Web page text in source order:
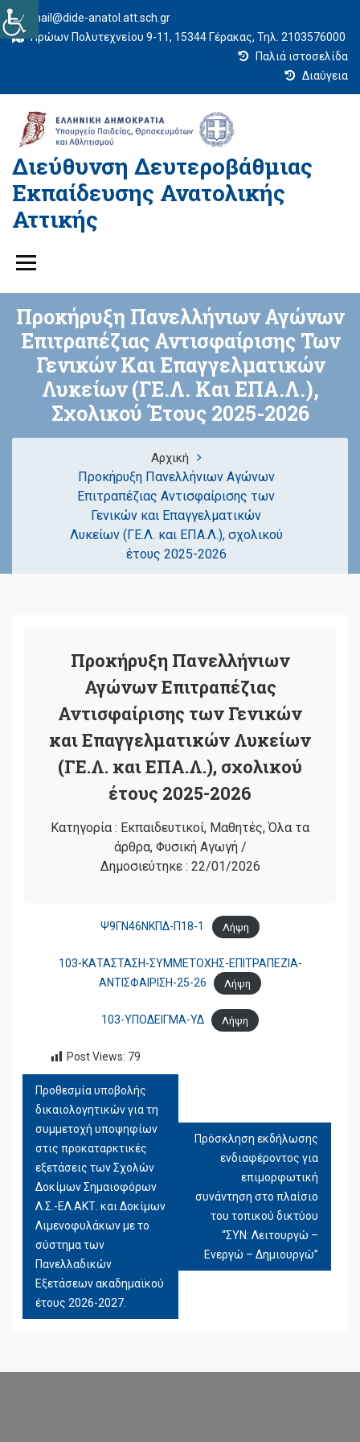
mail@dide-anatol.att.sch.gr
Ηρώων Πολυτεχνείου 9-11, 15344 Γέρακας, Τηλ. 2103576000
Παλιά ιστοσελίδα
Διαύγεια
Διεύθυνση Δευτεροβάθμιας
Εκπαίδευσης Ανατολικής
Αττικής
Προκήρυξη Πανελλήνιων Αγώνων
Επιτραπέζιας Αντισφαίρισης Των
Γενικών Και Επαγγελματικών
Λυκείων (ΓΕ.Λ. Και ΕΠΑ.Λ.),
Σχολικού Έτους 2025-2026
Αρχική
Προκήρυξη Πανελλήνιων Αγώνων
Επιτραπέζιας Αντισφαίρισης των
Γενικών και Επαγγελματικών
Λυκείων (ΓΕ.Λ. και ΕΠΑ.Λ.), σχολικού
έτους 2025-2026
Προκήρυξη Πανελλήνιων
Αγώνων Επιτραπέζιας
Αντισφαίρισης των Γενικών
και Επαγγελματικών Λυκείων
(ΓΕ.Λ. και ΕΠΑ.Λ.), σχολικού
έτους 2025-2026
Κατηγορία : Εκπαιδευτικοί, Μαθητές,Όλα τα
άρθρα, Φυσική Αγωγή/
Δημοσιεύτηκε : 22/01/2026
Ψ9ΓΝ46ΝΚΠΔ-Π18-1 Λήψη
103-ΚΑΤΑΣΤΑΣΗ-ΣΥΜΜΕΤΟΧΗΣ-ΕΠΙΤΡΑΠΕΖΙΑ-
ΑΝΤΙΣΦΑΙΡΙΣΗ-25-26
Λήψη
103-ΥΠΟΔΕΙΓΜΑ-ΥΔ Λήψη
Post Views: 79
ΠΛΟΉΓΗΣΗ
ΆΡΘΡΩΝ
Προθεσμία υποβολής
δικαιολογητικών για τη
συμμετοχή υποψηφίων
στις προκαταρκτικές
εξετάσεις των Σχολών
Δοκίμων Σημαιοφόρων
Λ.Σ.-ΕΛ.ΑΚΤ. και Δοκίμων
Λιμενοφυλάκων με το
σύστημα των
Πανελλαδικών
Εξετάσεων ακαδημαϊκού
έτους 2026-2027.
Πρόσκληση εκδήλωσης
ενδιαφέροντος για
επιμορφωτική
συνάντηση στο πλαίσιο
του τοπικού δικτύου
“ΣΥΝ: Λειτουργώ –
Ενεργώ – Δημιουργώ”